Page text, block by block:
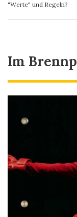
"Werte" und Regeln?
Im